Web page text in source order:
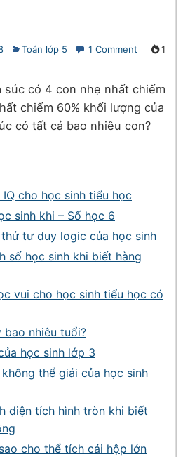
Toán lớp 5 1 Comment
1
súc có 4 con nhẹ nhất chiếm
chiếm 60% khối lượng của
có tất cả bao nhiêu con?
cho học sinh tiểu học
sinh khi – Số học 6
tư duy logic của học sinh
số học sinh khi biết hàng
vui cho học sinh tiểu học có
bao nhiêu tuổi?
học sinh lớp 3
thể giải của học sinh
diện tích hình tròn khi biết
cho thể tích cái hộp lớn